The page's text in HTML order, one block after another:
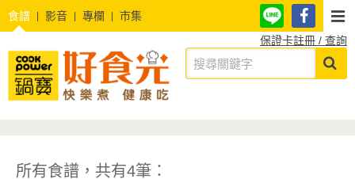
食譜 影音 專欄
市集
保證卡註冊 / 查詢
所有食譜，共有4筆：